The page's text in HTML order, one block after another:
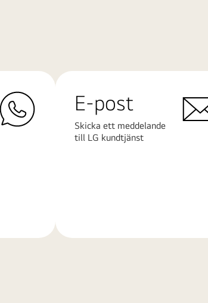
E-post
Skicka ett meddelande
till LG kundtjänst